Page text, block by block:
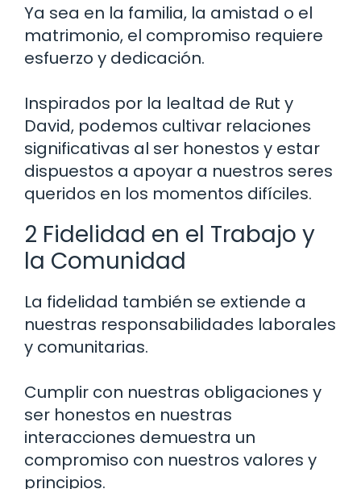
Ya sea en la familia, la amistad o el
matrimonio, el compromiso requiere
esfuerzo y dedicación.
Inspirados por la lealtad de Rut y
David, podemos cultivar relaciones
significativas al ser honestos y estar
dispuestos a apoyar a nuestros seres
queridos en los momentos difíciles.
2 Fidelidad en el Trabajo y
la Comunidad
La fidelidad también se extiende a
nuestras responsabilidades laborales
y comunitarias.
Cumplir con nuestras obligaciones y
ser honestos en nuestras
interacciones demuestra un
compromiso con nuestros valores y
principios.